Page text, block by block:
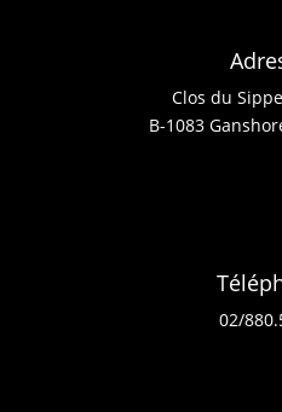
Clos du
B-1083
02/